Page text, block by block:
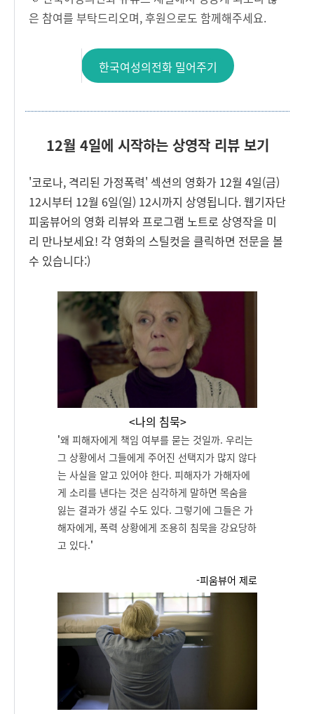
은 참여를 부탁드리오며, 후원으로도 함께해주세요.
한국여성의전화 밀어주기
12월 4일에 시작하는 상영작 리뷰 보기
'코로나, 격리된 가정폭력' 섹션의 영화가 12월 4일(금)
12시부터 12월 6일(일) 12시까지 상영됩니다. 웹기자단
피움뷰어의 영화 리뷰와 프로그램 노트로 상영작을 미
리 만나보세요! 각 영화의 스틸컷을 클릭하면 전문을 볼
수 있습니다:)
<나의 침묵>
'왜 피해자에게 책임 여부를 묻는 것일까. 우리는
그 상황에서 그들에게 주어진 선택지가 많지 않다
는 사실을 알고 있어야 한다. 피해자가 가해자에
게 소리를 낸다는 것은 심각하게 말하면 목숨을
잃는 결과가 생길 수도 있다. 그렇기에 그들은 가
해자에게, 폭력 상황에게 조용히 침묵을 강요당하
고 있다.'
-피움뷰어 제로